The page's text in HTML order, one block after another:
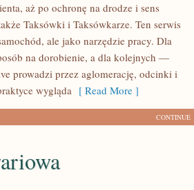
aż po ochronę na drodze i sens
Taksówki i Taksówkarze. Ten serwis
ale jako narzędzie pracy. Dla
na dorobienie, a dla kolejnych —
prowadzi przez aglomerację, odcinki i
wygląda [ Read More ]
CONTINUE